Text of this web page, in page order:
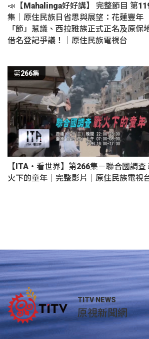
📣【Mahalinga好好講】 完整節目 第
集｜原住民族日省思與展望：花蓮豐年
「節」惹議、西拉雅族正式正名及原保
借名登記爭議！｜原住民族電視台
第266集
【ITA・看世界】第266集－聯合國調查
火下的童年｜完整影片｜原住民族電視
TITV NEWS
原視新聞網